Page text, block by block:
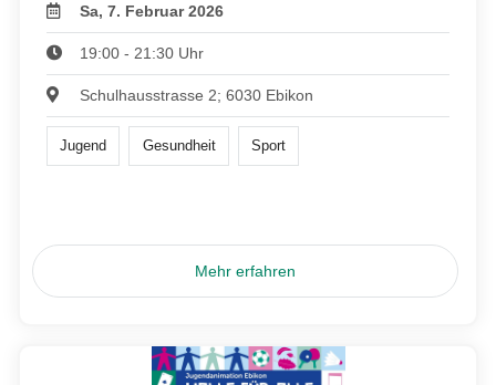
Sa, 7. Februar 2026
19:00 - 21:30 Uhr
Schulhausstrasse 2; 6030 Ebikon
Jugend Gesundheit Sport
Mehr erfahren